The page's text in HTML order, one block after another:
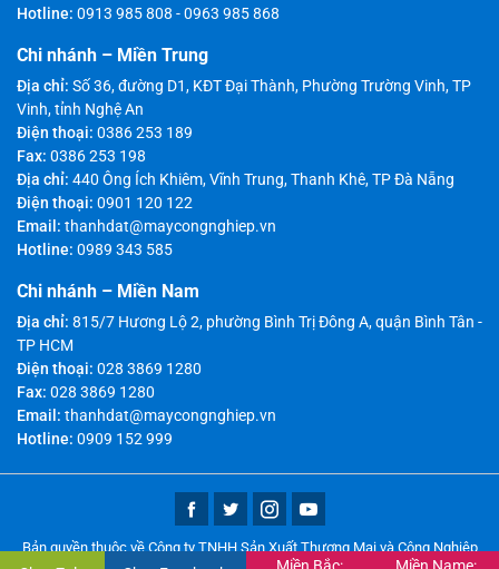
Hotline: 0913 985 808 -0963 985 868
Chi nhánh – Miền Trung
Địa chỉ: Số 36, đường D1, KĐT Đại Thành, Phường Trường Vinh, TP
Vinh, tỉnh Nghệ An
Điện thoại: 0386 253 189
Fax: 0386 253 198
Địa chỉ: 440 Ông Ích Khiêm, Vĩnh Trung, Thanh Khê, TP Đà Nẵng
Điện thoại: 0901 120 122
Email: thanhdat@maycongnghiep.vn
Hotline: 0989 343 585
Chi nhánh – Miền Nam
Địa chỉ: 815/7 Hương Lộ 2, phường Bình Trị Đông A, quận Bình Tân -
TP HCM
Điện thoại: 028 3869 1280
Fax: 028 3869 1280
Email: thanhdat@maycongnghiep.vn
Hotline: 0909 152 999
Bản quyền thuộc về Công ty TNHH Sản Xuất Thương Mại và Công Nghiệp